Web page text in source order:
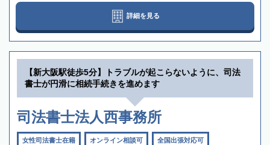
詳細を見る
【新大阪駅徒歩5分】トラブルが起こらないように、司法
書士が円滑に相続手続きを進めます
司法書士法人西事務所
女性司法書士在籍 オンライン相談可 全国出張対応可